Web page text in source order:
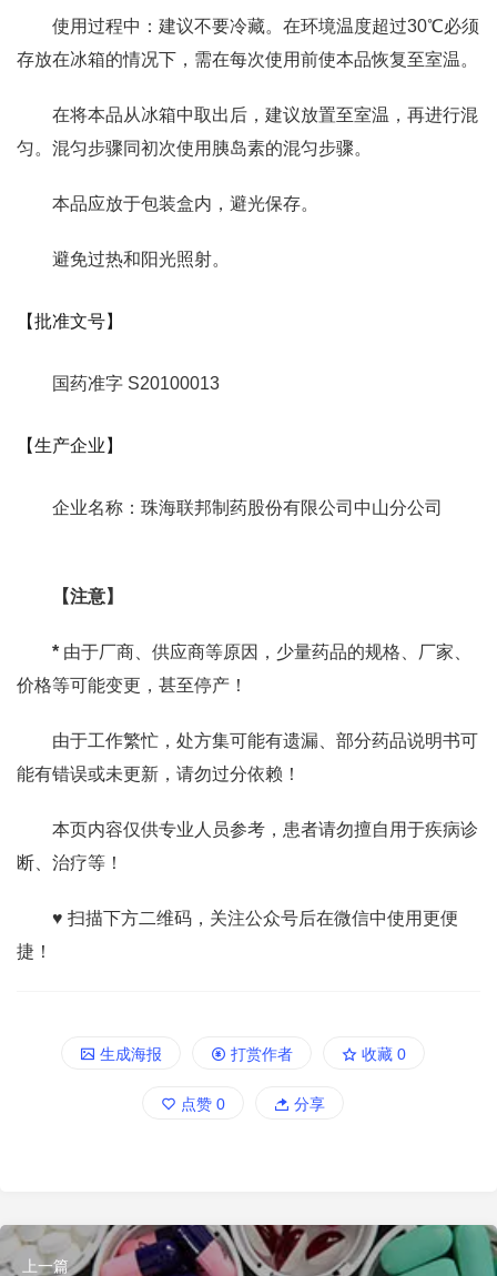
使用过程中：建议不要冷藏。在环境温度超过30℃必须
存放在冰箱的情况下，需在每次使用前使本品恢复至室温。
在将本品从冰箱中取出后，建议放置至室温，再进行混
匀。混匀步骤同初次使用胰岛素的混匀步骤。
本品应放于包装盒内，避光保存。
避免过热和阳光照射。
【批准文号】
国药准字 S20100013
【生产企业】
企业名称：珠海联邦制药股份有限公司中山分公司
【注意】
* 由于厂商、供应商等原因，少量药品的规格、厂家、
价格等可能变更，甚至停产！
由于工作繁忙，处方集可能有遗漏、部分药品说明书可
能有错误或未更新，请勿过分依赖！
本页内容仅供专业人员参考，患者请勿擅自用于疾病诊
断、治疗等！
♥ 扫描下方二维码，关注公众号后在微信中使用更便
捷！
生成海报 打赏作者 收藏 0
点赞 0 分享
上一篇